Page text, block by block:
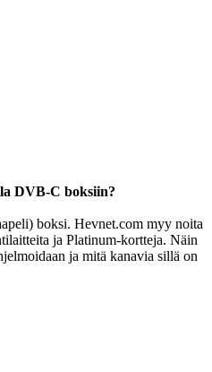
DVB-C boksiin?
boksi. Hevnet.com myy noita
ja Platinum-kortteja. Näin
ja mitä kanavia sillä on